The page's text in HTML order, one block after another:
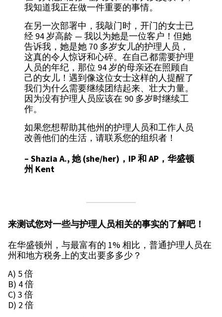
我知道我正在做一件重要的事情。
在另一次部署中，我敲门时，开门的女士已
经 94 岁高龄 — 我以为她是一位客户！但她
告诉我，她是她 70 多岁女儿的护理人员，
这真的令人惊讶和心碎。在自己都需要护理
人员的年纪，那位 94 岁的母亲还在照顾自
己的女儿！遇到像这位女士这样的人提醒了
我们为什么需要继续团结起来、壮大力量。
因为没有护理人员应该在 90 多岁时继续工
作。
如果您想帮助其他州的护理人员和工作人员
改善他们的生活，请联系您的组织者！
– Shazia A., 她 (she/her)，IP 和 AP，华盛顿
州 Kent
来测试您对一些与护理人员相关的事实的了解吧！
在华盛顿州，与最富有的 1% 相比，普通护理人员在
州和地方税务上的支出要多多少？
A) 5 倍
B) 4 倍
C) 3 倍
D) 2 倍